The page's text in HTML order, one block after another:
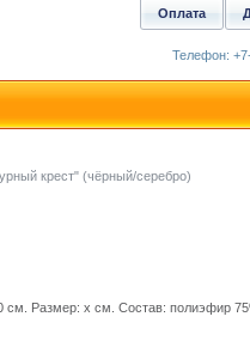
крест" (чёрный/серебро)
Размер: x см. Состав: полиэфир
Оплата
Телефон: